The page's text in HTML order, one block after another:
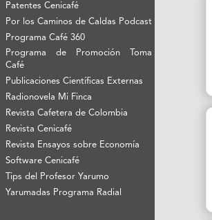
Patentes Cenicafé
Por los Caminos de Caldas Podcast
Programa Café 360
Programa de Promoción Toma
Café
Publicaciones Científicas Externas
Radionovela Mi Finca
Revista Cafetera de Colombia
Revista Cenicafé
Revista Ensayos sobre Economía
Software Cenicafé
Tips del Profesor Yarumo
Yarumadas Programa Radial